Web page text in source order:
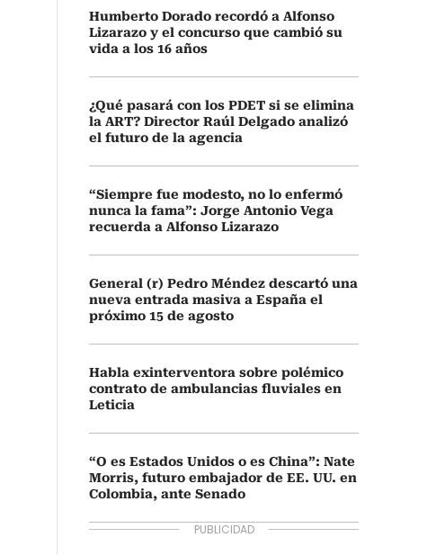
Humberto Dorado recordó a Alfonso
Lizarazo y el concurso que cambió su
vida a los 16 años
¿Qué pasará con los PDET si se elimina
la ART? Director Raúl Delgado analizó
el futuro de la agencia
“Siempre fue modesto, no lo enfermó
nunca la fama”: Jorge Antonio Vega
recuerda a Alfonso Lizarazo
General (r) Pedro Méndez descartó una
nueva entrada masiva a España el
próximo 15 de agosto
Habla exinterventora sobre polémico
contrato de ambulancias fluviales en
Leticia
“O es Estados Unidos o es China”: Nate
Morris, futuro embajador de EE. UU. en
Colombia, ante Senado